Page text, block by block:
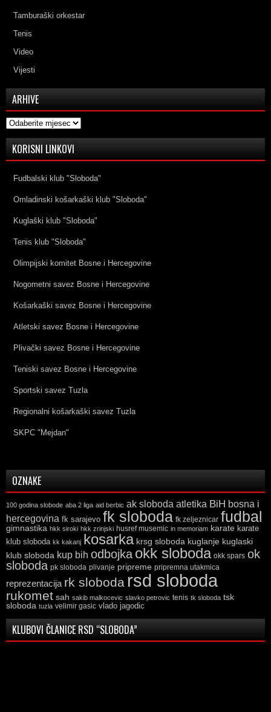
Tamburaški orkestar
Tenis
Video
Vijesti
ARHIVE
Arhive
KORISNI LINKOVI
Fudbalski klub "Sloboda"
Omladinski košarkaški klub "Sloboda"
Kuglaški klub "Sloboda"
Tenis klub "Sloboda"
Olimpijski komitet Bosne i Hercegovine
Nogometni savez Bosne i Hercegovine
Košarkaški savez Bosne i Hercegovine
Atletski savez Bosne i Hercegovine
Plivački savez Bosne i Hercegovine
Teniski savez Bosne i Hercegovine
Sportski savez Tuzla
Regionalni košarkaški savez Tuzla
SKPC "Mejdan"
OZNAKE
100 godina slobode aba 2 liga aid berbic ak sloboda atletika BiH bosna i
hercegovina fk sarajevo fk sloboda fk zeljeznicar fudbal
gimnastika hkk siroki hkk zrinjski husref musemic in memoriam karate karate
klub sloboda kk kakanj kosarka krsg sloboda kuglanje kuglaski
klub sloboda kup bih odbojka okk sloboda okk spars ok
sloboda pk sloboda plivanje pripreme pripremna utakmica
reprezentacija rk sloboda rsd sloboda
rukomet sah sakib malkocevic slavko petrovic tenis tk sloboda tsk
sloboda tuzla velimir gasic vlado jagodic
KLUBOVI ČLANICE RSD “SLOBODA”